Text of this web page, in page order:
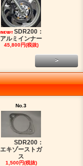
SDR200：
アルミインナー
45,800円(税抜)
>
No.3
SDR200：
エキゾーストガ
ス
1,500円(税抜)